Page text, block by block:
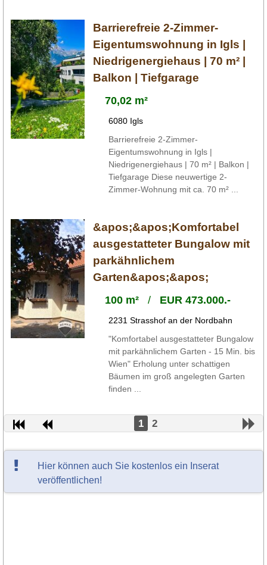
Barrierefreie 2-Zimmer-
Eigentumswohnung in Igls |
Niedrigenergiehaus | 70 m² |
Balkon | Tiefgarage
70,02 m²
6080 Igls
Barrierefreie 2-Zimmer-
Eigentumswohnung in Igls |
Niedrigenergiehaus | 70 m² | Balkon |
Tiefgarage Diese neuwertige 2-
Zimmer-Wohnung mit ca. 70 m² ...
&apos;&apos;Komfortabel
ausgestatteter Bungalow mit
parkähnlichem
Garten&apos;&apos;
100 m²/ EUR 473.000.-
2231 Strasshof an der Nordbahn
"Komfortabel ausgestatteter Bungalow
mit parkähnlichem Garten - 15 Min. bis
Wien" Erholung unter schattigen
Bäumen im groß angelegten Garten
finden ...
1 2
Hier können auch Sie kostenlos ein Inserat
veröffentlichen!